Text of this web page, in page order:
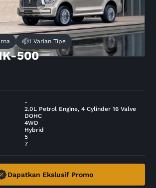
1 Varian Tipe
500
-
2.0L Petrol Engine, 4 Cylinder 16 Valve
DOHC
4WD
Hybrid
5
7
Dapatkan Ekslusif Promo